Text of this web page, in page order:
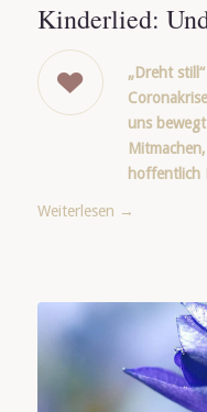
Kinderlied:
„Dreht
uns
hoffentlich
Weiterlesen →